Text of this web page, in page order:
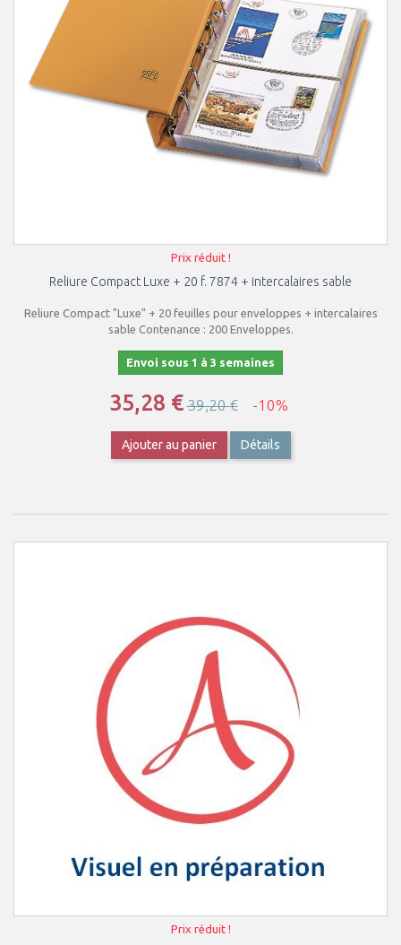
Prix réduit !
Reliure Compact Luxe + 20 f. 7874 + intercalaires sable
Reliure Compact "Luxe" + 20 feuilles pour enveloppes + intercalaires
sable Contenance : 200 Enveloppes.
Envoi sous 1 à 3 semaines
35,28 €39,20 € -10%
Ajouter au panier Détails
Prix réduit !